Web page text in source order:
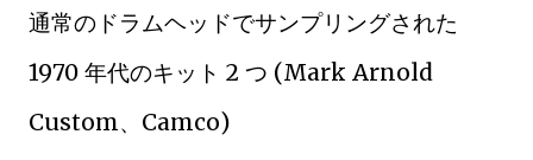
通常のドラムヘッドでサンプリングされた
1970 年代のキット 2 つ (Mark Arnold
Custom、Camco)